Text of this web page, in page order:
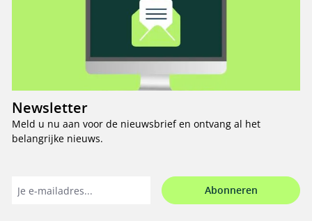
Newsletter
Meld u nu aan voor de nieuwsbrief en ontvang al het
belangrijke nieuws.
Abonneren